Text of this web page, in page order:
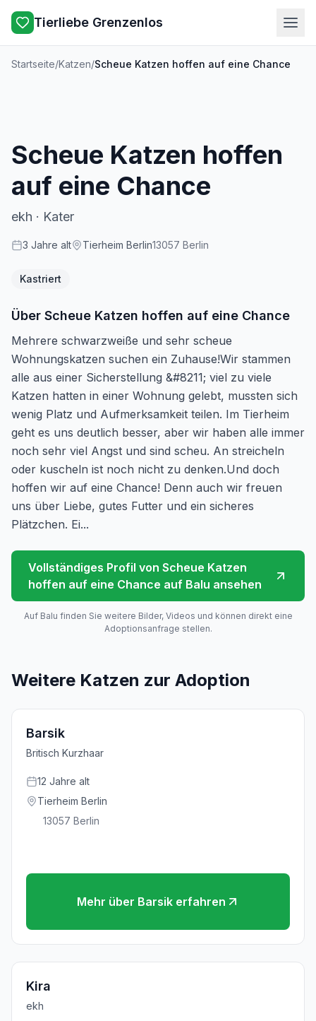
Tierliebe Grenzenlos
Startseite/Katzen/Scheue Katzen hoffen auf eine Chance
Scheue Katzen hoffen
auf eine Chance
ekh · Kater
3 Jahre alt Tierheim Berlin13057 Berlin
Kastriert
Über Scheue Katzen hoffen auf eine Chance
Mehrere schwarzweiße und sehr scheue
Wohnungskatzen suchen ein Zuhause!Wir stammen
alle aus einer Sicherstellung &#8211; viel zu viele
Katzen hatten in einer Wohnung gelebt, mussten sich
wenig Platz und Aufmerksamkeit teilen. Im Tierheim
geht es uns deutlich besser, aber wir haben alle immer
noch sehr viel Angst und sind scheu. An streicheln
oder kuscheln ist noch nicht zu denken.Und doch
hoffen wir auf eine Chance! Denn auch wir freuen
uns über Liebe, gutes Futter und ein sicheres
Plätzchen. Ei...
Vollständiges Profil von Scheue Katzen
hoffen auf eine Chance auf Balu ansehen
Auf Balu finden Sie weitere Bilder, Videos und können direkt eine
Adoptionsanfrage stellen.
Weitere Katzen zur Adoption
Barsik
Britisch Kurzhaar
12 Jahre alt
Tierheim Berlin
13057 Berlin
Mehr über Barsikerfahren
Kira
ekh